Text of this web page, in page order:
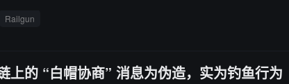
Railgun
上的 “白帽协商” 消息为伪造，实为钓鱼行为